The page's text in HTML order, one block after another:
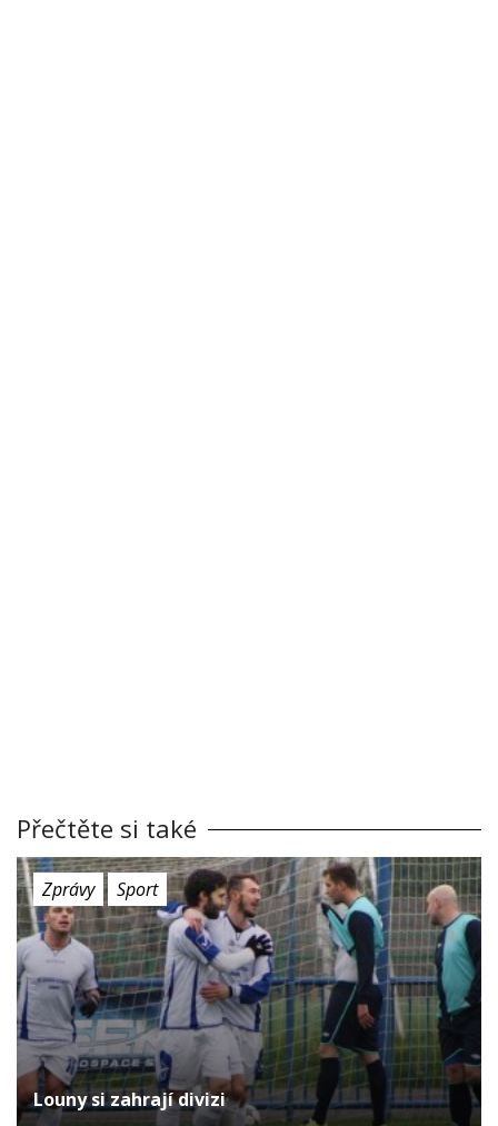
Přečtěte si také
Zprávy Sport
Louny si zahrají divizi